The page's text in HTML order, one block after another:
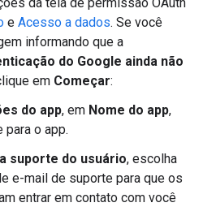
e Acesso a dados. Se você
informando que a
do Google ainda não
em Começar:
do app, em Nome do app,
para o app.
suporte do usuário, escolha
e-mail de suporte para que os
entrar em contato com você